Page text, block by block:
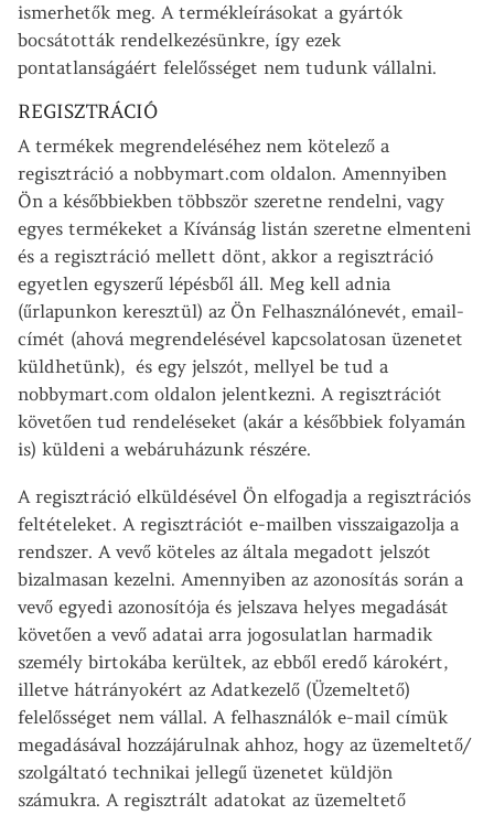
ismerhetők meg. A termékleírásokat a gyártók
bocsátották rendelkezésünkre, így ezek
pontatlanságáért felelősséget nem tudunk vállalni.
REGISZTRÁCIÓ
A termékek megrendeléséhez nem kötelező a
regisztráció a nobbymart.com oldalon. Amennyiben
Ön a későbbiekben többször szeretne rendelni, vagy
egyes termékeket a Kívánság listán szeretne elmenteni
és a regisztráció mellett dönt, akkor a regisztráció
egyetlen egyszerű lépésből áll. Meg kell adnia
(űrlapunkon keresztül) az Ön Felhasználónevét, email-
címét (ahová megrendelésével kapcsolatosan üzenetet
küldhetünk), és egy jelszót, mellyel be tud a
nobbymart.com oldalon jelentkezni. A regisztrációt
követően tud rendeléseket (akár a későbbiek folyamán
is) küldeni a webáruházunk részére.
A regisztráció elküldésével Ön elfogadja a regisztrációs
feltételeket. A regisztrációt e-mailben visszaigazolja a
rendszer. A vevő köteles az általa megadott jelszót
bizalmasan kezelni. Amennyiben az azonosítás során a
vevő egyedi azonosítója és jelszava helyes megadását
követően a vevő adatai arra jogosulatlan harmadik
személy birtokába kerültek, az ebből eredő károkért,
illetve hátrányokért az Adatkezelő (Üzemeltető)
felelősséget nem vállal. A felhasználók e-mail címük
megadásával hozzájárulnak ahhoz, hogy az üzemeltető/
szolgáltató technikai jellegű üzenetet küldjön
számukra. A regisztrált adatokat az üzemeltető